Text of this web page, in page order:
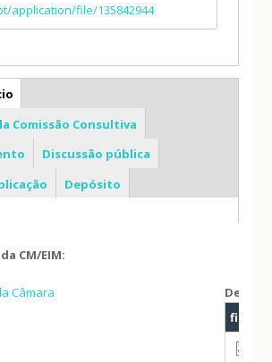
application/file/135842944
Comissão Consultiva
Discussão pública
Depósito
CM/EIM:
Câmara